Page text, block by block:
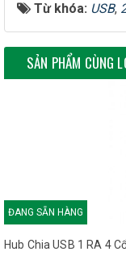
ĐẶC ĐIỂM
Thiết bị có khả
vào máy tính của
dùng thoải mái, dễ
liệu theo ý muốn
nhiều USB trong
Tiện lợi, tăng năng
tới 480Mbps. Đặc
cũngkhônglàm
Phù hợp với nhiều
Từ khóa: USB,
SẢN PHẨM CÙNG
ĐANG SẴN HÀNG
Hub Chia USB 1 RA 4